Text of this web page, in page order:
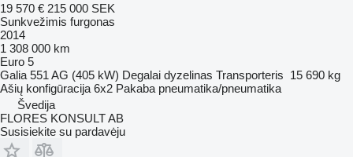
19 570 € 215 000 SEK
Sunkvežimis furgonas
2014
1 308 000 km
Euro 5
Galia 551 AG (405 kW) Degalai dyzelinas Transporteris 15 690 kg
Ašių konfigūracija 6x2 Pakaba pneumatika/pneumatika
Švedija
FLORES KONSULT AB
Susisiekite su pardavėju